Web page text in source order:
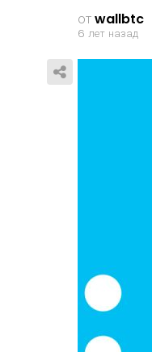
отwallbtc
6 лет назад